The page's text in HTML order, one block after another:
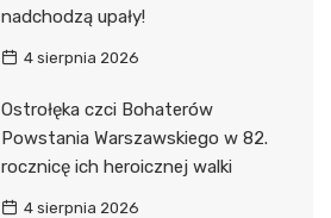
nadchodzą upały!
4 sierpnia 2026
Ostrołęka czci Bohaterów
Powstania Warszawskiego w 82.
rocznicę ich heroicznej walki
4 sierpnia 2026